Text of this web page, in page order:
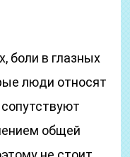
боли в глазных
люди относят
сопутствуют
общей